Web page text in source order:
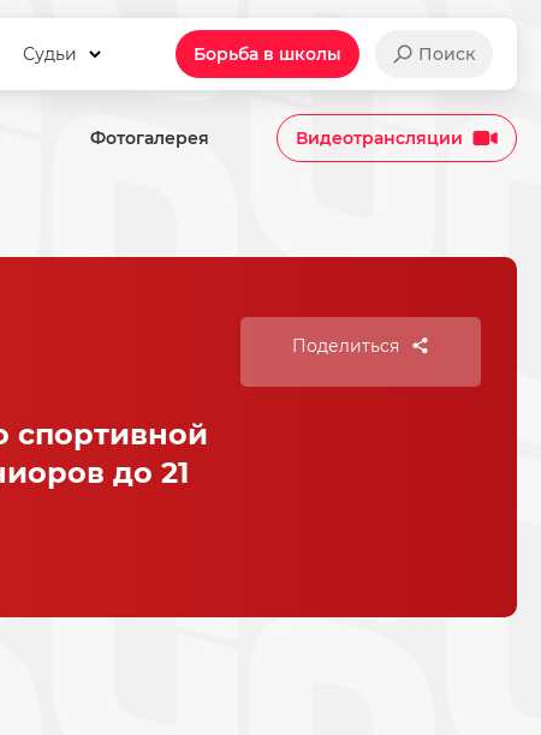
Судьи Борьба в школы Поиск
Фотогалерея Видеотрансляции
спортивной
до 21
Поделиться